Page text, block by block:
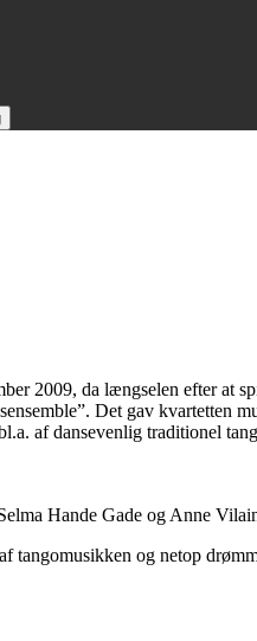
2009, da længselen efter at
Det gav kvartetten
af dansevenlig traditionel
Hande Gade og Anne
tangomusikken og netop